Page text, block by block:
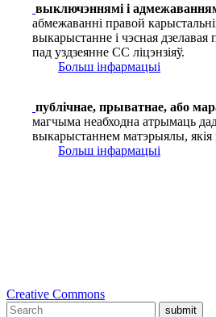
выключэннямі і
абмежаванні правой
выкарыстанне і чэсная
пад уздзеянне СС ліцэнзіяў.
Больш інфармацыі
публічнае, прыватнае, або
магчыма неабходна атрымаць
выкарыстаннем матэрыялы,
Больш інфармацыі
Creative Commons
submit